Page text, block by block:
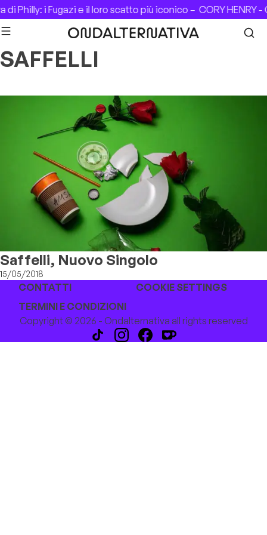
Skip to content
Philly: i Fugazi e il loro scatto più iconico – CORY HENRY
SAFFELLI
Saffelli, Nuovo Singolo
15/05/2018
CONTATTI
COOKIE SETTINGS
TERMINI E CONDIZIONI
Copyright © 2026 - Ondalternativa all rights reserved